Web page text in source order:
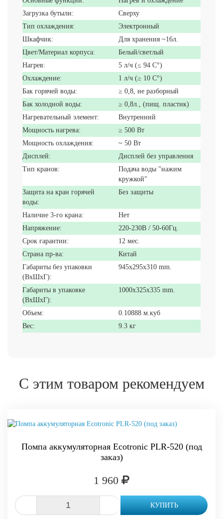
Загрузка бутыли:
Сверху
Тип охлаждения:
Электронный
Шкафчик:
Для хранения ~16л.
Цвет/Материал корпуса:
Белый/светлый
Нагрев:
5 л/ч (≤ 94 C°)
Охлаждение:
1 л/ч (≥ 10 C°)
Бак горячей воды:
≥ 0,8, не разборный
Бак холодной воды:
≥ 0,8л., (пищ. пластик)
Нагревательный элемент:
Внутренний
Мощность нагрева:
≥ 500 Вт
Мощность охлаждения:
~ 50 Вт
Дисплей:
Дисплей без управления
Тип кранов:
Подача воды "нажим
кружкой"
Защита на кран горячей
воды:
Без защиты
Наличие 3-го крана:
Нет
Напряжение:
220-230В / 50-60Гц.
Срок гарантии:
12 мес.
Страна пр-ва:
Китай
Габариты без упаковки
(ВxШxГ):
945x295x310 mm.
Габариты в упаковке
(ВxШxГ):
1000x325x335 mm.
Объем:
0.10888 м.куб
Вес:
9.3 кг
С этим товаром рекомендуем
Помпа аккумуляторная Ecotronic PLR-520 (под
заказ)
1 960
КУПИТЬ